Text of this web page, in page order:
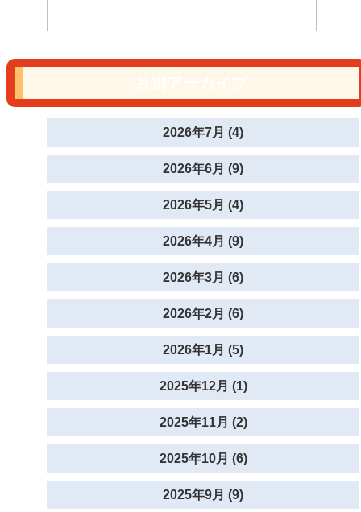
2026年7月 (4)
2026年6月 (9)
2026年5月 (4)
2026年4月 (9)
2026年3月 (6)
2026年2月 (6)
2026年1月 (5)
2025年12月 (1)
2025年11月 (2)
2025年10月 (6)
2025年9月 (9)